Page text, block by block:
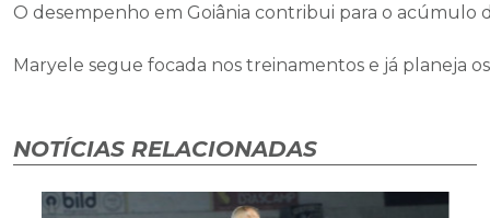
O desempenho em Goiânia contribui para o acúmulo
Maryele segue focada nos treinamentos e já planeja
NOTÍCIAS RELACIONADAS